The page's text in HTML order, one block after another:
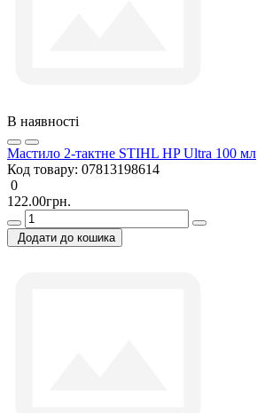
В наявності
Мастило 2-тактне STIHL HP Ultra 100 мл
Код товару: 07813198614
0
122.00грн.
Додати до кошика